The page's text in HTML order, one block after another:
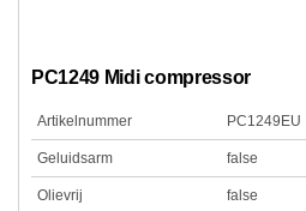
PC1249 Midi compressor
Artikelnummer PC1249EU
Geluidsarm false
Olievrij false